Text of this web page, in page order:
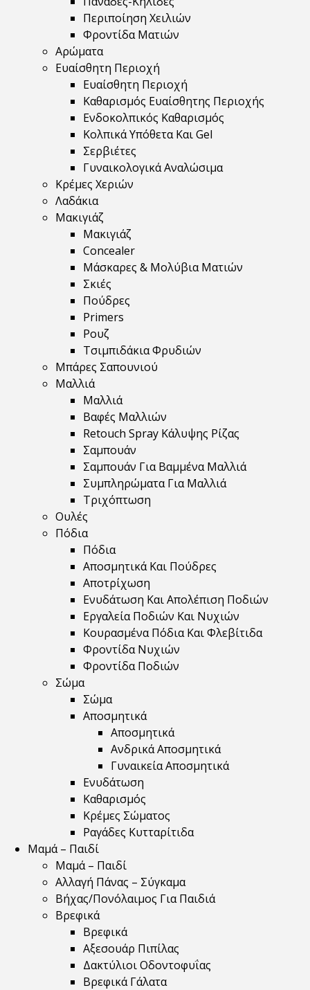
Περιποίηση Χειλιών
Φροντίδα Ματιών
Αρώματα
Ευαίσθητη Περιοχή
Ευαίσθητη Περιοχή
Καθαρισμός Ευαίσθητης Περιοχής
Ενδοκολπικός Καθαρισμός
Κολπικά Υπόθετα Και Gel
Σερβιέτες
Γυναικολογικά Αναλώσιμα
Κρέμες Χεριών
Λαδάκια
Μακιγιάζ
Μακιγιάζ
Concealer
Μάσκαρες & Μολύβια Ματιών
Σκιές
Πούδρες
Primers
Ρουζ
Τσιμπιδάκια Φρυδιών
Μπάρες Σαπουνιού
Μαλλιά
Μαλλιά
Βαφές Μαλλιών
Retouch Spray Κάλυψης Ρίζας
Σαμπουάν
Σαμπουάν Για Βαμμένα Μαλλιά
Συμπληρώματα Για Μαλλιά
Τριχόπτωση
Ουλές
Πόδια
Πόδια
Αποσμητικά Και Πούδρες
Αποτρίχωση
Ενυδάτωση Και Απολέπιση Ποδιών
Εργαλεία Ποδιών Και Νυχιών
Κουρασμένα Πόδια Και Φλεβίτιδα
Φροντίδα Νυχιών
Φροντίδα Ποδιών
Σώμα
Σώμα
Αποσμητικά
Αποσμητικά
Ανδρικά Αποσμητικά
Γυναικεία Αποσμητικά
Ενυδάτωση
Καθαρισμός
Κρέμες Σώματος
Ραγάδες Κυτταρίτιδα
Μαμά – Παιδί
Μαμά – Παιδί
Αλλαγή Πάνας – Σύγκαμα
Βήχας/Πονόλαιμος Για Παιδιά
Βρεφικά
Βρεφικά
Αξεσουάρ Πιπίλας
Δακτύλιοι Οδοντοφυΐας
Βρεφικά Γάλατα